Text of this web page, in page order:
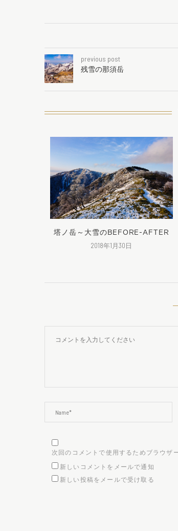
previous post
残雪の那須岳
塔ノ岳～大雪のBEFORE-AFTER
2018年1月30日
次回のコメントで使用するためブラウザ
新しいコメントをメールで通知
新しい投稿をメールで受け取る